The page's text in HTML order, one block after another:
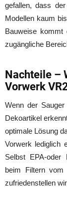
gefallen, dass
Modellen kaum
Bauweise kommt
zugängliche
Nachteile –
Vorwerk
Wenn der
Dekoartikel
optimale Lösung
Vorwerk lediglich
Selbst EPA-oder
beim Filtern vom
zufriedenstellen